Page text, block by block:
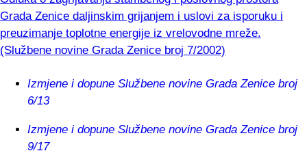
Grada Zenice daljinskim grijanjem i uslovi za isporuku i
preuzimanje toplotne energije iz vrelovodne mreže.
(Službene novine Grada Zenice broj 7/2002)
Izmjene i dopune Službene novine Grada Zenice broj
6/13
Izmjene i dopune Službene novine Grada Zenice broj
9/17